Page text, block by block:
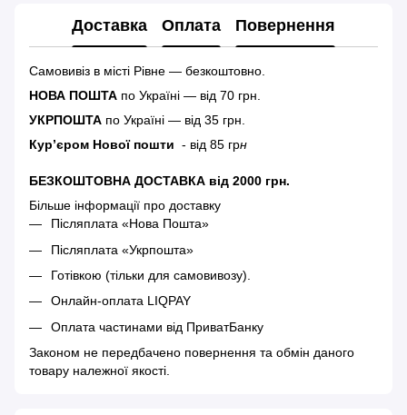
Доставка Оплата Повернення
Самовивіз в місті Рівне — безкоштовно.
НОВА ПОШТА по Україні — від 70 грн.
УКРПОШТА по Україні — від 35 грн.
Кур’єром Нової пошти - від 85 грн
БЕЗКОШТОВНА ДОСТАВКА від 2000 грн.
Більше інформації про доставку
Післяплата «Нова Пошта»
Післяплата «Укрпошта»
Готівкою (тільки для самовивозу).
Онлайн-оплата LIQPAY
Оплата частинами від ПриватБанку
Законом не передбачено повернення та обмін даного
товару належної якості.